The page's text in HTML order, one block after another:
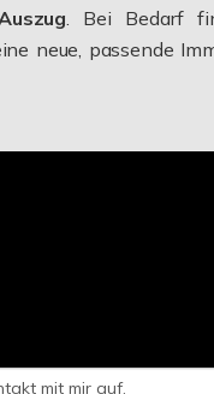
. Bei Bedarf
neue, passende